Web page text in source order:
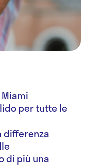
per tutte le
differenza
di più una